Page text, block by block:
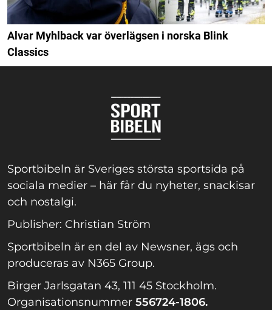
Alvar Myhlback var överlägsen i norska Blink
Classics
Sportbibeln är Sveriges största sportsida på
sociala medier – här får du nyheter, snackisar
och nostalgi.
Publisher: Christian Ström
Sportbibeln är en del av Newsner, ägs och
produceras av N365 Group.
Birger Jarlsgatan 43, 111 45 Stockholm.
Organisationsnummer 556724-1806.